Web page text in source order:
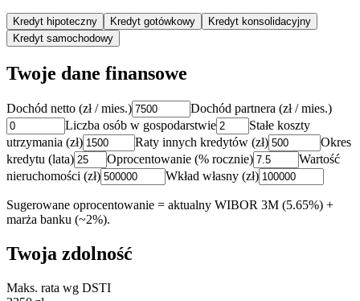
Kredyt hipoteczny Kredyt gotówkowy
Kredyt konsolidacyjny
Kredyt samochodowy
Twoje dane finansowe
Dochód netto (zł / mies.)
Dochód partnera (zł / mies.)
Liczba osób w gospodarstwie
Stałe koszty
utrzymania (zł)
Raty innych kredytów (zł)
Okres
kredytu (lata)
Oprocentowanie (% rocznie)
Wartość
nieruchomości (zł)
Wkład własny (zł)
Sugerowane oprocentowanie = aktualny WIBOR 3M (5.65%) +
marża banku (~2%).
Twoja zdolność
Maks. rata wg DSTI